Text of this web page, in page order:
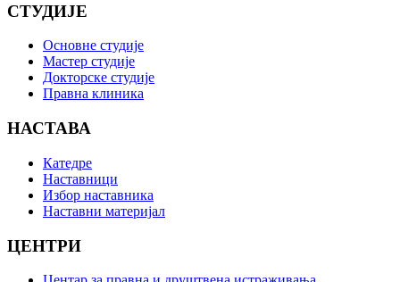
СТУДИЈЕ
Основне студије
Мастер студије
Докторске студије
Правна клиника
НАСТАВА
Катедре
Наставници
Избор наставника
Наставни материјал
ЦЕНТРИ